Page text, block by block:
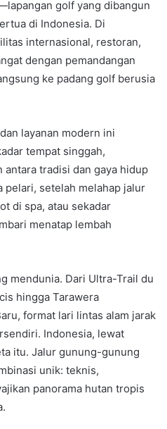
golf yang dibangun
di Indonesia. Di
internasional, restoran,
dengan pemandangan
ke padang golf berusia
layanan modern ini
tempat singgah,
tradisi dan gaya hidup
pelari, setelah melahap jalur
di spa, atau sekadar
menatap lembah
mendunia. Dari Ultra-Trail du
hingga Tarawera
format lari lintas alam jarak
Indonesia, lewat
itu. Jalur gunung-gunung
unik: teknis,
panorama hutan tropis